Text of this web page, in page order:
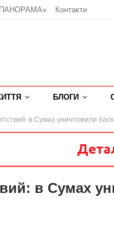
Контакти
БЛОГИ
в Сумах уничтожили
в Сумах